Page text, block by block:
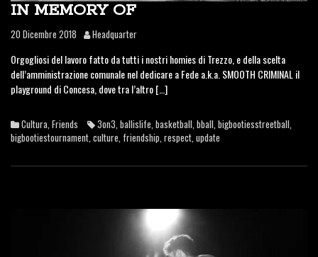
IN MEMORY OF
20 Dicembre 2018 Headquarter
Orgogliosi del lavoro fatto da tutti i nostri homies di Trezzo, e della scelta
dell’amministrazione comunale nel dedicare a Fede a.k.a. SMOOTH CRIMINAL il
playground di Concesa, dove tra l’altro […]
Cultura, Friends 3on3, ballislife, basketball, bball, bigbootiesstreetball,
bigbootiestournament, culture, friendship, respect, update